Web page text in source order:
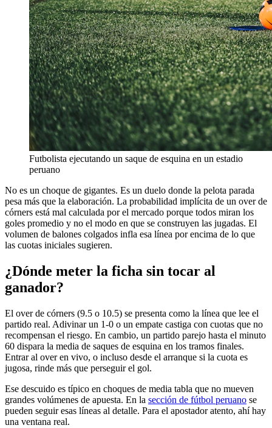
Futbolista ejecutando un saque de esquina en un estadio
peruano
No es un choque de gigantes. Es un duelo donde la pelota parada
pesa más que la elaboración. La probabilidad implícita de un over de
córners está mal calculada por el mercado porque todos miran los
goles promedio y no el modo en que se construyen las jugadas. El
volumen de balones colgados infla esa línea por encima de lo que
las cuotas iniciales sugieren.
¿Dónde meter la ficha sin tocar al
ganador?
El over de córners (9.5 o 10.5) se presenta como la línea que lee el
partido real. Adivinar un 1-0 o un empate castiga con cuotas que no
recompensan el riesgo. En cambio, un partido parejo hasta el minuto
60 dispara la media de saques de esquina en los tramos finales.
Entrar al over en vivo, o incluso desde el arranque si la cuota es
jugosa, rinde más que perseguir el gol.
Ese descuido es típico en choques de media tabla que no mueven
grandes volúmenes de apuesta. En la sección de fútbol peruano se
pueden seguir esas líneas al detalle. Para el apostador atento, ahí hay
una ventana real.